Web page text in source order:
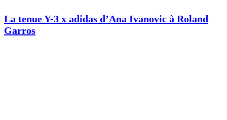
La tenue Y-3 x adidas d’Ana Ivanovic à Roland
Garros